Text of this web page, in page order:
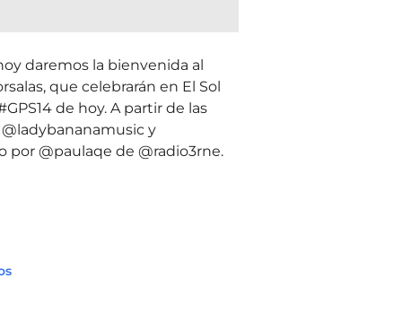
daremos la bienvenida al
que celebrarán en El Sol
de hoy. A partir de las
y
por @paulaqe de @radio3rne.